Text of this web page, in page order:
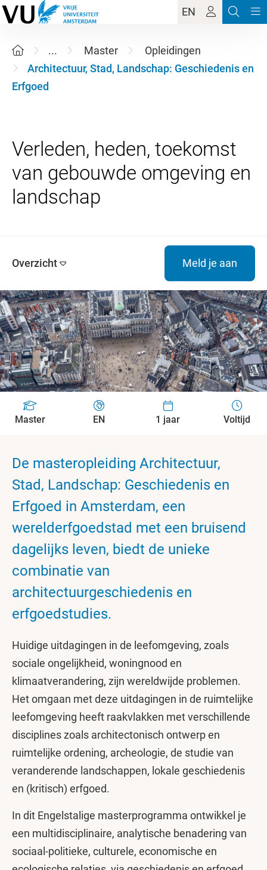
EN
... Master
Opleidingen
Architectuur, Stad, Landschap: Geschiedenis en
Erfgoed
Verleden, heden, toekomst
van gebouwde omgeving en
Overzicht Meld je aan
Master EN 1 jaar Voltijd
De masteropleiding Architectuur,
Stad, Landschap: Geschiedenis en
Erfgoed in Amsterdam, een
werelderfgoedstad met een bruisend
dagelijks leven, biedt de unieke
combinatie van
architectuurgeschiedenis en
erfgoedstudies.
Huidige uitdagingen in de leefomgeving, zoals
sociale ongelijkheid, woningnood en
klimaatverandering, zijn wereldwijde problemen.
Het omgaan met deze uitdagingen in de ruimtelijke
leefomgeving heeft raakvlakken met verschillende
disciplines zoals architectonisch ontwerp en
ruimtelijke ordening, archeologie, de studie van
veranderende landschappen, lokale geschiedenis
en (kritisch) erfgoed.
In dit Engelstalige masterprogramma ontwikkel je
een multidisciplinaire, analytische benadering van
sociaal-politieke, culturele, economische en